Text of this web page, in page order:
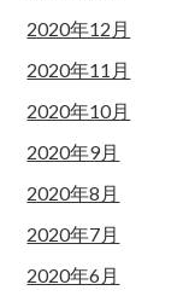
2020年12月
2020年11月
2020年10月
2020年9月
2020年8月
2020年7月
2020年6月